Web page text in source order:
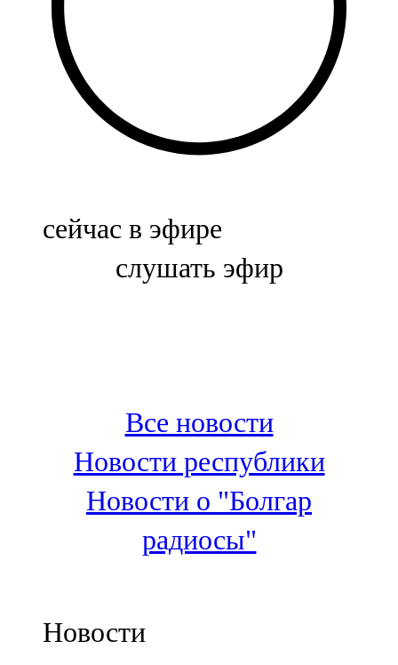
104,9 FM
Баулы
107,5 FM
Биләр
Болгар
100,3 FM
Зәй
106,6 FM
Кадыбаш
105,2 FM
91,5 FM
сейчас в эфире
слушать эфир
Все новости
Новости республики
Новости о "Болгар
радиосы"
Новости